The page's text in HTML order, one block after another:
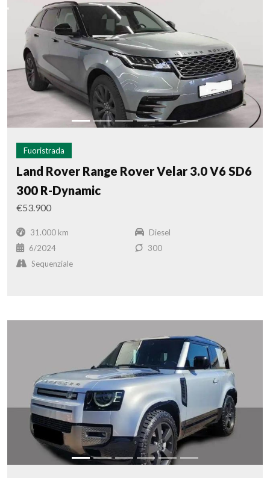
Fuoristrada
Land Rover Range Rover Velar 3.0 V6 SD6
300 R-Dynamic
€53.900
31.000 km
Diesel
6/2024
300
Sequenziale